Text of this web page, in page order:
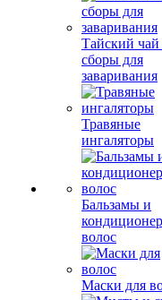
Тайский чай
сборы для
заваривания
Травяные
ингаляторы
Бальзамы и
волос
Маски для